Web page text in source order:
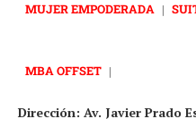
MUJER EMPODERADA |
MBA OFFSET |
Dirección: Av. Javier Prado